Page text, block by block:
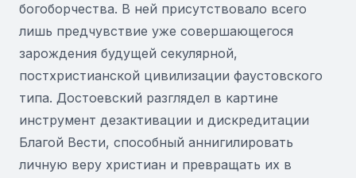
богоборчества. В ней присутствовало всего
лишь предчувствие уже совершающегося
зарождения будущей секулярной,
постхристианской цивилизации фаустовского
типа. Достоевский разглядел в картине
инструмент дезактивации и дискредитации
Благой Вести, способный аннигилировать
личную веру христиан и превращать их в